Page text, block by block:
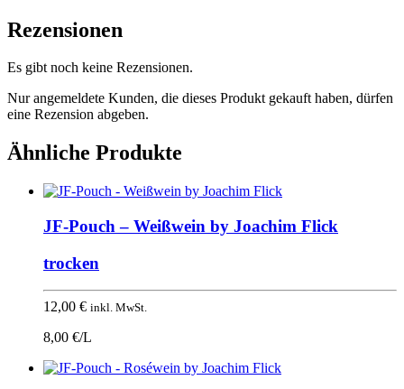
Rezensionen
Es gibt noch keine Rezensionen.
Nur angemeldete Kunden, die dieses Produkt gekauft haben, dürfen
eine Rezension abgeben.
Ähnliche Produkte
JF-Pouch – Weißwein by Joachim Flick
trocken
12,00 € inkl. MwSt.
8,00 €/L